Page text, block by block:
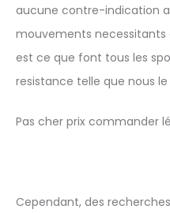
aucune contre-indication
mouvements necessitants
est ce que font tous les
resistance telle que nous
Pas cher prix commander
Cependant, des